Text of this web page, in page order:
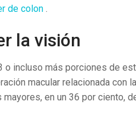
de colon .
la visión
o incluso más porciones de
macular relacionada con
en un 36 por ciento,